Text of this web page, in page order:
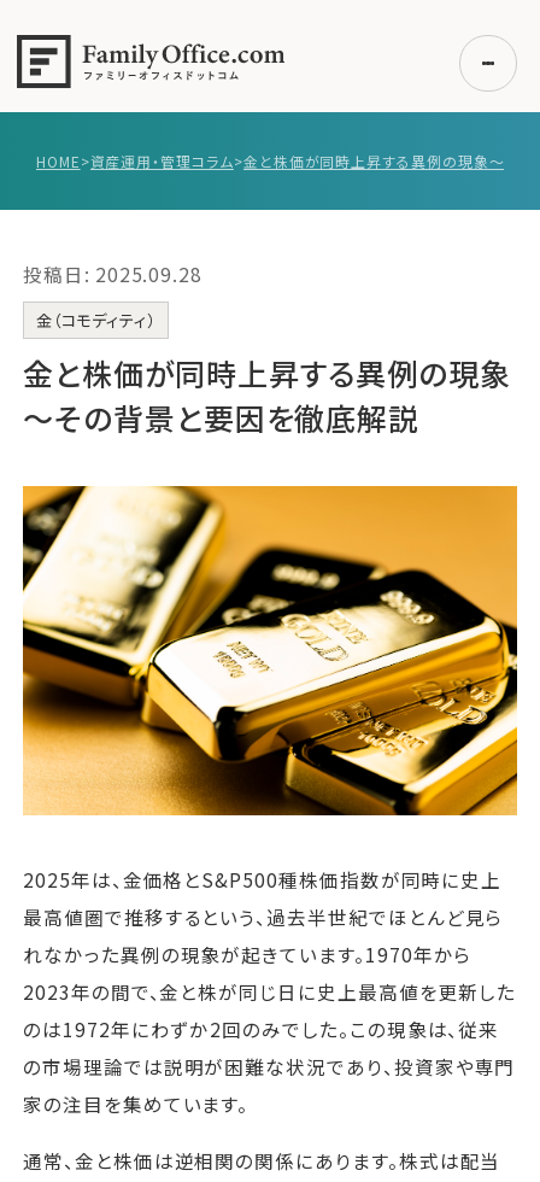
事例紹介
エキスパート一覧
無料講座
コラム
無料ご相談
運営会社
ファミリーオフィスとは
関連書籍
メールマガジン登録
よくある質問
HOME>資産運用・管理コラム>
投稿日: 2025.09.28
金（コモディティ）
金と株価が同時上昇する異例の現象
～その背景と要因を徹底解説
2025年は、金価格とS&P500種株価指数が同時に史上
最高値圏で推移するという、過去半世紀でほとんど見ら
れなかった異例の現象が起きています。1970年から
2023年の間で、金と株が同じ日に史上最高値を更新した
のは1972年にわずか2回のみでした。この現象は、従来
の市場理論では説明が困難な状況であり、投資家や専門
家の注目を集めています。
通常、金と株価は逆相関の関係にあります。株式は配当